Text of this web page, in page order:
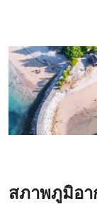
สภาพภูมิอา